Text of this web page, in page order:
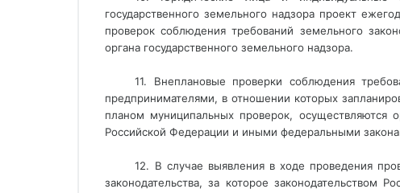
государственного земельного надзора проект
проверок соблюдения требований земельного
органа государственного земельного надзора.
11. Внеплановые проверки соблюдения
предпринимателями, в отношении которых
планом муниципальных проверок, осуществляются
Российской Федерации и иными федеральными
12. В случае выявления в ходе проведения
законодательства, за которое законодательством